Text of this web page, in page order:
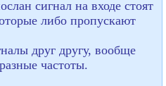
сигнал на входе стоят
либо пропускают
друг другу, вообще
частоты.